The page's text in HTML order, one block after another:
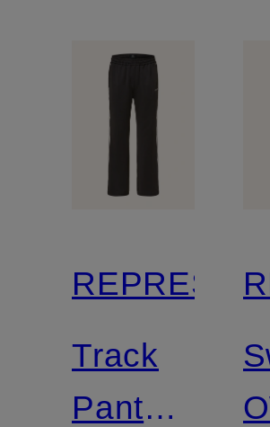
Track
Pants